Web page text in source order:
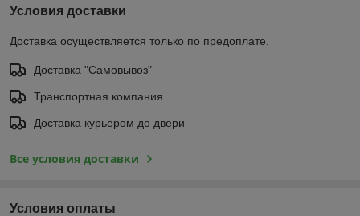
Условия доставки
Доставка осуществляется только по предоплате.
Доставка "Самовывоз"
Транспортная компания
Доставка курьером до двери
Все условия доставки
Условия оплаты